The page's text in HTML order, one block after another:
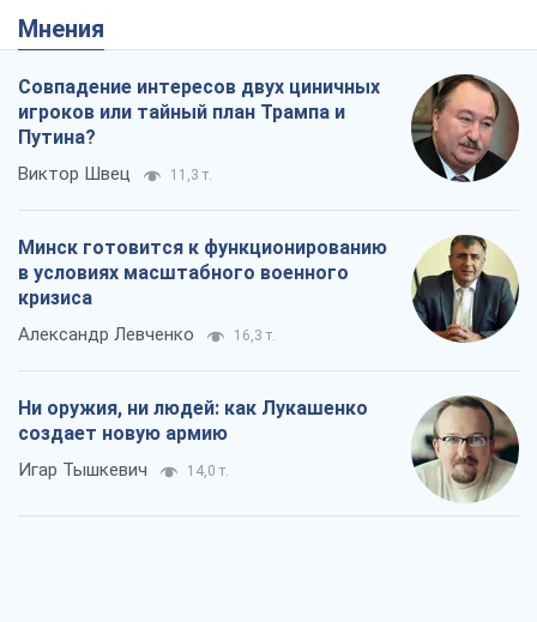
Мнения
Совпадение интересов двух циничных
игроков или тайный план Трампа и
Путина?
Виктор Швец 11,3 т.
Минск готовится к функционированию
в условиях масштабного военного
кризиса
Александр Левченко 16,3 т.
Ни оружия, ни людей: как Лукашенко
создает новую армию
Игар Тышкевич 14,0 т.